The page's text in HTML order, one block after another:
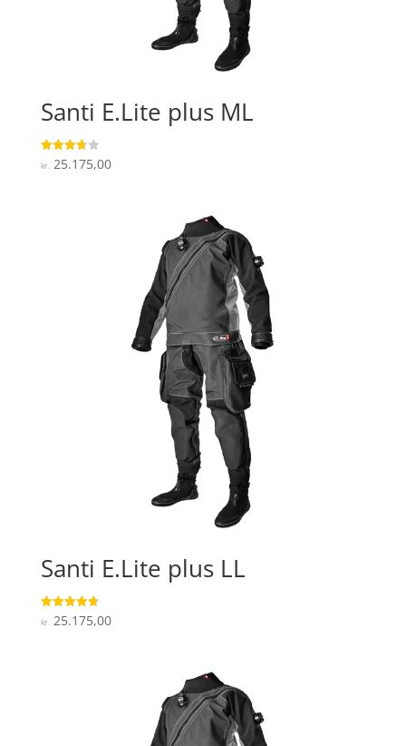
Santi E.Lite plus ML
Vurderet
3.7
kr. 25.175,00
Santi E.Lite plus LL
Vurderet
4.7
kr.25.175,00